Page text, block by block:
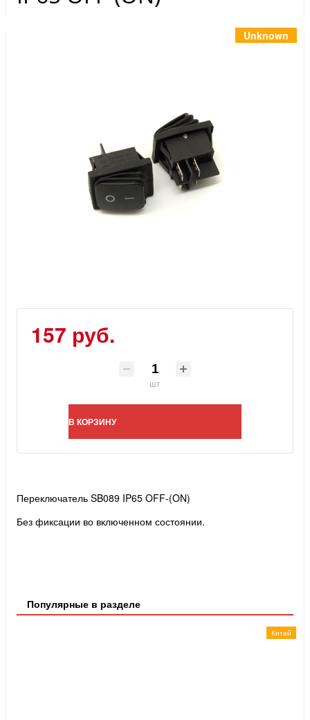
Инструменты
Unknown
157 руб.
шт
В КОРЗИНУ
Переключатель SB089 IP65 OFF-(ON)
Без фиксации во включенном состоянии.
Популярные в разделе
Китай